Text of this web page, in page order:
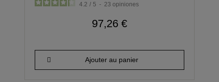
4.2 / 5 - 23 opiniones
97,26 €
Ajouter au panier